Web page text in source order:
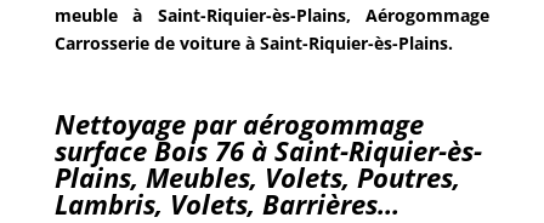
meuble à Saint-Riquier-ès-Plains, Aérogommage
Carrosserie de voiture à Saint-Riquier-ès-Plains.
Nettoyage par aérogommage
surface Bois 76 à Saint-Riquier-ès-
Plains, Meubles, Volets, Poutres,
Lambris, Volets, Barrières…